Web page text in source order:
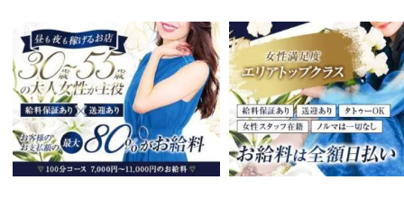
癒していただきます。
💡 未経験の方も安心♪
🧖‍♀️ お仕事の流れ
① 待機（各ルーム・完全個室）